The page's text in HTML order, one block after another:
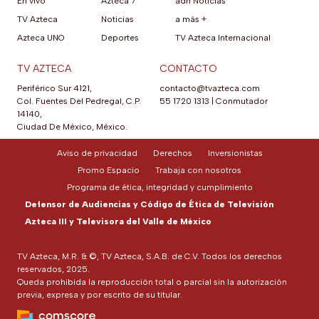
TV Azteca
Azteca UNO
Noticias
Deportes
a más +
TV Azteca Internacional
TV AZTECA
Periférico Sur 4121,
Col. Fuentes Del Pedregal, C.P.
14140,
Ciudad De México, México.
CONTACTO
contacto@tvazteca.com
55 1720 1313
Conmutador
TV Azteca, M.R. & ©, TV Azteca, S.A.B. de C.V. Todos los derechos
reservados, 2025.
Queda prohibida la reproducción total o parcial sin la autorización
previa, expresa y por escrito de su titular.
Aviso de privacidad Derechos
Inversionistas
Promo Espacio
Trabaja con nosotros
Programa de ética, integridad y cumplimiento
Defensor de Audiencias y Código de Ética de Televisión
Azteca III y Televisora del Valle de México